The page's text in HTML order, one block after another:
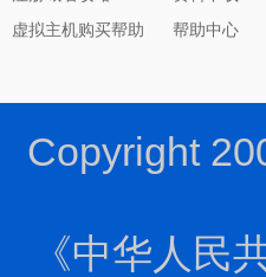
虚拟主机购买帮助
帮助中心
Copyright
《中华人民